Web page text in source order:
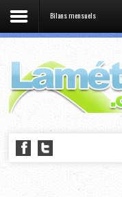
Bilans mensuels